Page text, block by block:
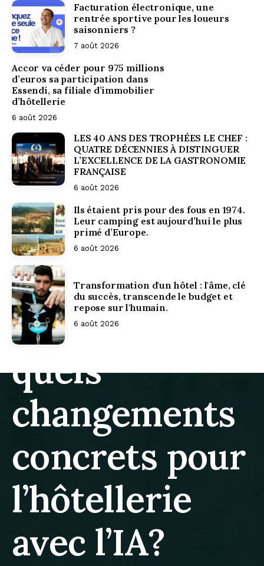
Facturation électronique, une
rentrée sportive pour les loueurs
saisonniers ?
7 août 2026
Accor va céder pour 975 millions
d’euros sa participation dans
Essendi, sa filiale d’immobilier
d’hôtellerie
6 août 2026
LES 40 ANS DES TROPHÉES LE CHEF :
QUATRE DÉCENNIES À DISTINGUER
L’EXCELLENCE DE LA GASTRONOMIE
FRANÇAISE
6 août 2026
Ils étaient pris pour des fous en 1974.
Leur camping est aujourd’hui le plus
primé d’Europe.
6 août 2026
Transformation d'un hôtel : l'âme, clé
du succès, transcende le budget et
repose sur l'humain.
6 août 2026
Distribution,
data,
productivité :
quels
changements
concrets pour
l’hôtellerie
avec l’IA?